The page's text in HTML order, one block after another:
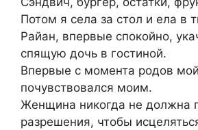
Потом я села за стол и ела в
Райан, впервые спокойно,
спящую дочь в гостиной.
Впервые с момента родов
почувствовался моим.
Женщина никогда не должна
разрешения, чтобы